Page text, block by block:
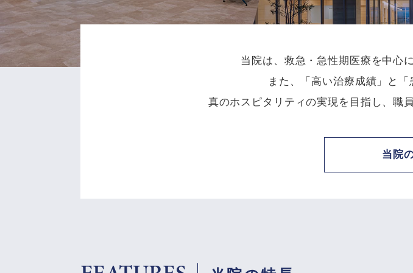
当院は、救急・急性期医療を中心
また、「高い治療成績」と「
真のホスピタリティの実現を目指し、職
当院